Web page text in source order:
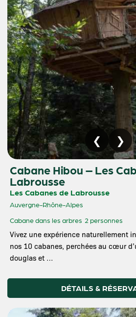
Cabane Hibou – Les
Labrousse
Les Cabanes de Labrousse
Auvergne-Rhône-Alpes
Cabane dans les arbres 2 personnes
Vivez une expérience naturellement
nos 10 cabanes, perchées au cœur
douglas et …
DÉTAILS &